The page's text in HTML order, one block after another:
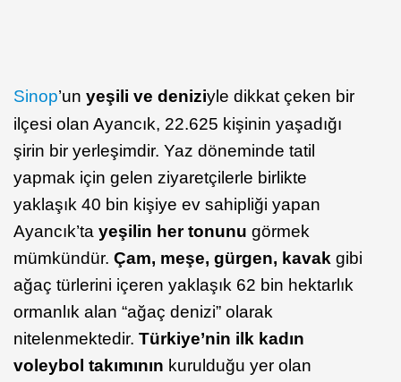
Sinop’un yeşili ve deniziyle dikkat çeken bir
ilçesi olan Ayancık, 22.625 kişinin yaşadığı
şirin bir yerleşimdir. Yaz döneminde tatil
yapmak için gelen ziyaretçilerle birlikte
yaklaşık 40 bin kişiye ev sahipliği yapan
Ayancık’ta yeşilin her tonunu görmek
mümkündür. Çam, meşe, gürgen, kavak gibi
ağaç türlerini içeren yaklaşık 62 bin hektarlık
ormanlık alan “ağaç denizi” olarak
nitelenmektedir. Türkiye’nin ilk kadın
voleybol takımının kurulduğu yer olan